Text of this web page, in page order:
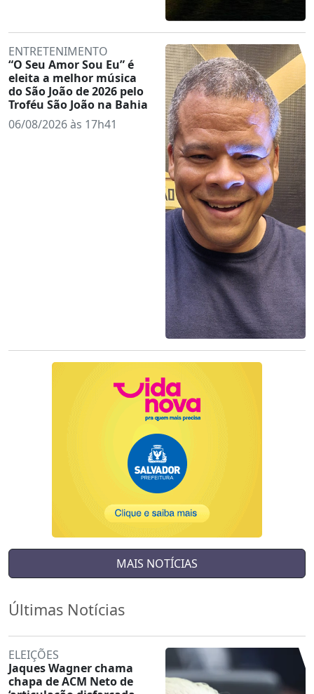
ENTRETENIMENTO
“O Seu Amor Sou Eu” é
eleita a melhor música
do São João de 2026 pelo
Troféu São João na Bahia
06/08/2026 às 17h41
MAIS NOTÍCIAS
Últimas Notícias
ELEIÇÕES
Jaques Wagner chama
chapa de ACM Neto de